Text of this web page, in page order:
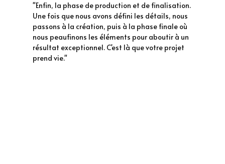
"Enfin, la phase de production et de finalisation.
Une fois que nous avons défini les détails, nous
passons à la création, puis à la phase finale où
nous peaufinons les éléments pour aboutir à un
résultat exceptionnel. C'est là que votre projet
prend vie."